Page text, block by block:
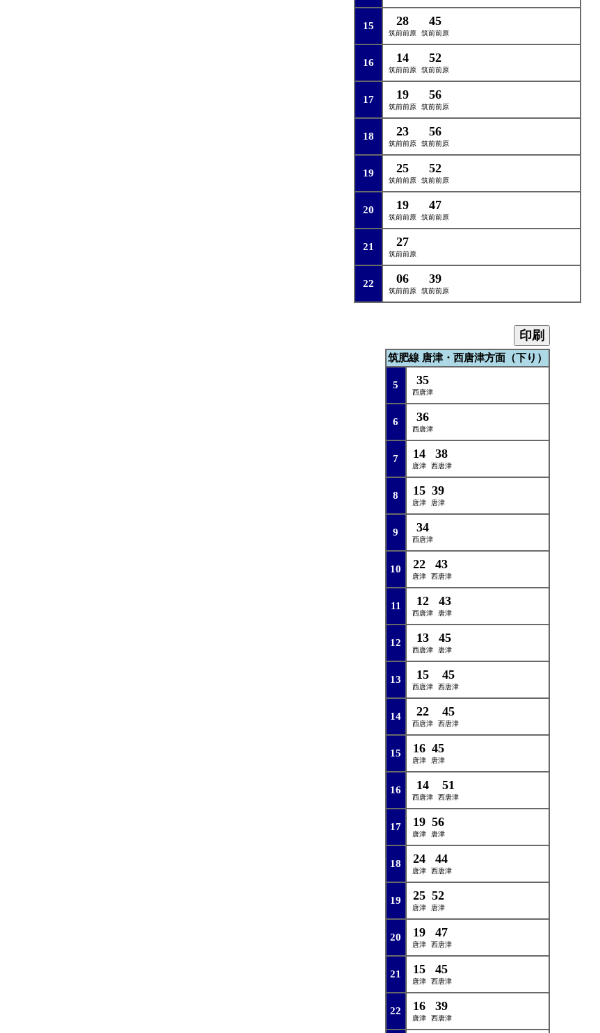
15 28
筑前前原
45
筑前前原
16 14
筑前前原
52
筑前前原
17 19
筑前前原
56
筑前前原
18 23
筑前前原
56
筑前前原
19 25
筑前前原
52
筑前前原
20 19
筑前前原
47
筑前前原
21 27
筑前前原
22 06
筑前前原
39
筑前前原
印刷
筑肥線 唐津・西唐津方面（下り）
5 35
西唐津
6 36
西唐津
7 14
唐津
38
西唐津
8 15
唐津
39
唐津
9 34
西唐津
10 22
唐津
43
西唐津
11 12
西唐津
43
唐津
12 13
西唐津
45
唐津
13 15
西唐津
45
西唐津
14 22
西唐津
45
西唐津
15 16
唐津
45
唐津
16 14
西唐津
51
西唐津
17 19
唐津
56
唐津
18 24
唐津
44
西唐津
19 25
唐津
52
唐津
20 19
唐津
47
西唐津
21 15
唐津
45
西唐津
22 16
唐津
39
西唐津